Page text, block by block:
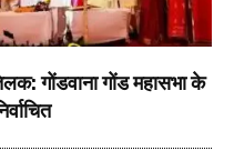
गोंडवाना गोंड महासभा के